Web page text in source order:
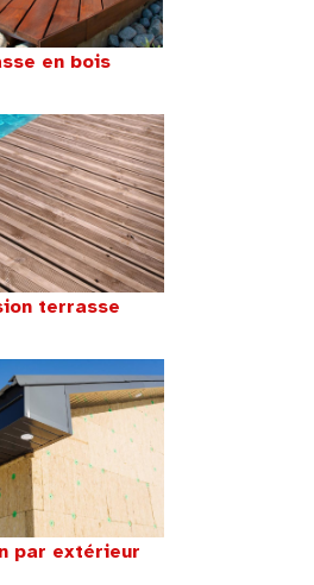
en bois
terrasse
par extérieur